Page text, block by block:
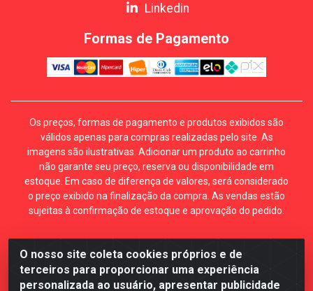
O nosso site coleta cookies próprios e de
terceiros para proporcionar uma experiência
personalizada ao usuário, apresentar publicidade
Linkedin
Formas de Pagamento
Os preços, formas de pagamento e produtos exibidos são
válidos apenas para compras realizadas pelo site. As
imagens são ilustrativas. Adicionar um produto ao carrinho
não garante seu preço, reserva ou disponibilidade em
estoque. Em caso de diferença de valores, será considerado
o preço exibido na finalização da compra. As vendas estão
sujeitas à confirmação de estoque e aprovação do pedido.
Mécari Distribuidora - Av. Gury Marques, 5164. Jd Centro
Oeste. Campo Grande MS. CEP 79072-000. CNPJ